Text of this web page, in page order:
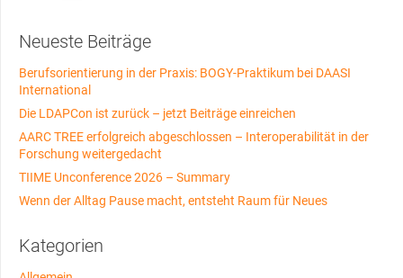
Neueste Beiträge
Berufsorientierung in der Praxis: BOGY-Praktikum bei DAASI
International
Die LDAPCon ist zurück – jetzt Beiträge einreichen
AARC TREE erfolgreich abgeschlossen – Interoperabilität in der
Forschung weitergedacht
TIIME Unconference 2026 – Summary
Wenn der Alltag Pause macht, entsteht Raum für Neues
Kategorien